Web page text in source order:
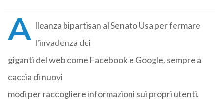
A lleanza bipartisan al Senato Usa per fermare
l'invadenza dei
giganti del web come Facebook e Google, sempre a
caccia di nuovi
modi per raccogliere informazioni sui propri utenti.